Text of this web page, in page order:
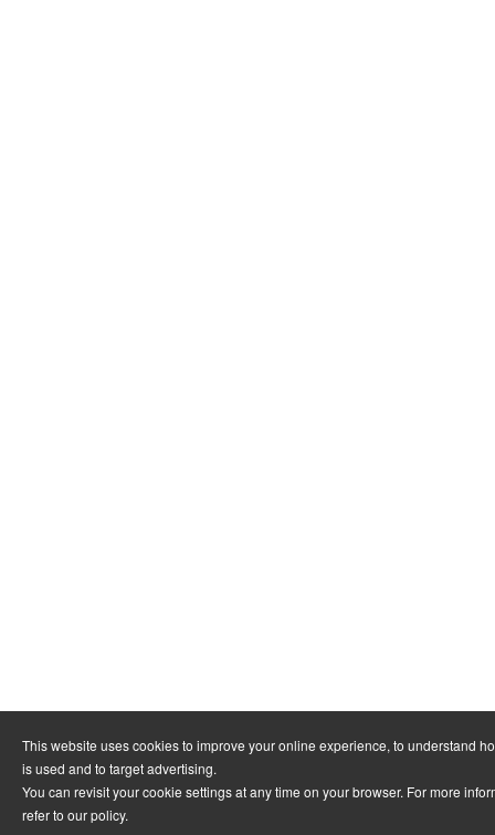
This website uses cookies to improve your online experience, to understand
is used and to target advertising.
You can revisit your cookie settings at any time on your browser. For more
refer to our policy.